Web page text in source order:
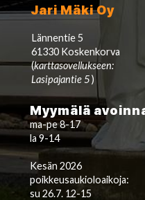
Jari Mäki Oy
Lännentie 5
61330 Koskenkorva
(karttasovellukseen:
Lasipajantie 5)
Myymälä
ma-pe 8-17
la 9-14
Kesän 2026
poikkeusaukioloaikoja:
su 26.7. 12-15